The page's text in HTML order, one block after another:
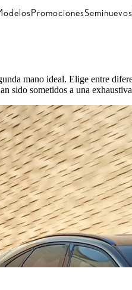
PromocionesSeminuevos
mano ideal. Elige entre
sido sometidos a una